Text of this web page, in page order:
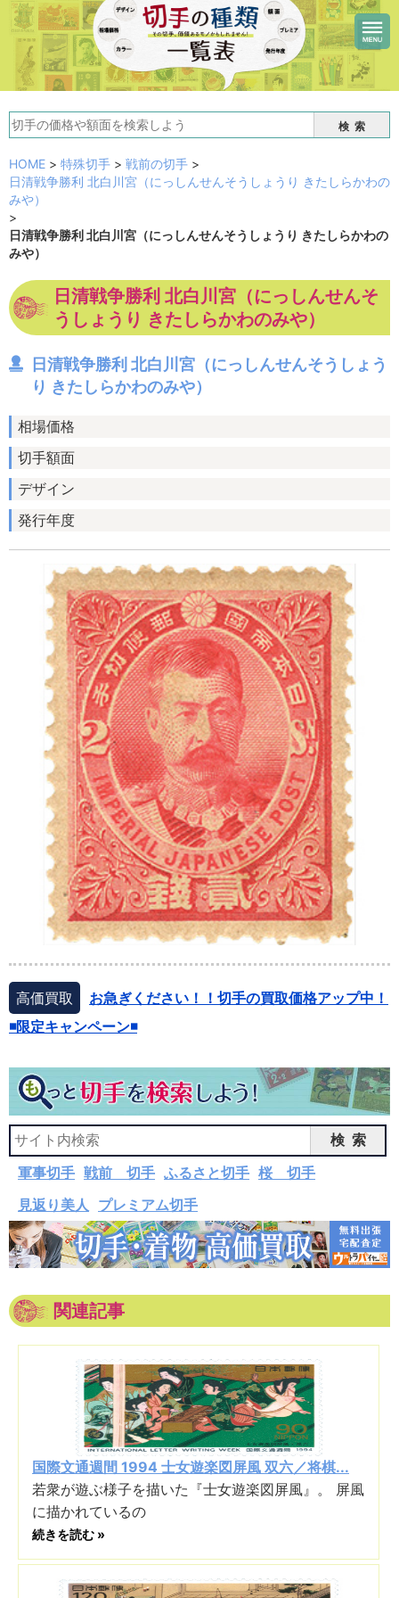
検索
HOME > 特殊切手 > 戦前の切手 >
日清戦争勝利 北白川宮（にっしんせんそうしょうり きたしらかわの
みや）
>
日清戦争勝利 北白川宮（にっしんせんそうしょうり きたしらかわの
みや）
日清戦争勝利 北白川宮（にっしんせんそ
うしょうり きたしらかわのみや）
日清戦争勝利 北白川宮（にっしんせんそうしょう
り きたしらかわのみや）
相場価格
切手額面
デザイン
発行年度
高価買取
お急ぎください！！切手の買取価格アップ中！
◾️限定キャンペーン◾️
検索
軍事切手 戦前 切手 ふるさと切手 桜 切手
見返り美人 プレミアム切手
関連記事
国際文通週間 1994 士女遊楽図屏風 双六／将棋...
若衆が遊ぶ様子を描いた『士女遊楽図屏風』。 屏風
に描かれているの
続きを読む »